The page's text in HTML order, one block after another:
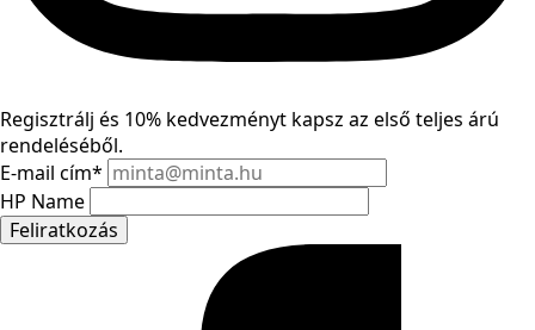
Regisztrálj és 10% kedvezményt kapsz az első teljes árú
rendeléséből.
E-mail cím*
HP Name
Feliratkozás